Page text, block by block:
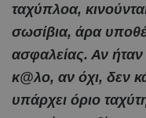
ταχύπλοα,
σωσίβια, άρα
ασφαλείας. Αν
κ@λο, αν όχι, δεν
υπάρχει όριο